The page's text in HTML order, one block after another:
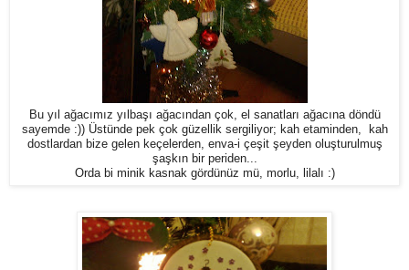
Bu yıl ağacımız yılbaşı ağacından çok, el sanatları ağacına döndü
sayemde :)) Üstünde pek çok güzellik sergiliyor; kah etaminden, kah
dostlardan bize gelen keçelerden, enva-i çeşit şeyden oluşturulmuş
şaşkın bir periden...
Orda bi minik kasnak gördünüz mü, morlu, lilalı :)